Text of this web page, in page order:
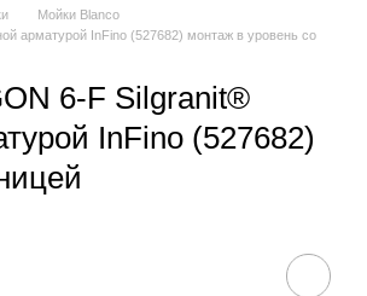
Мойки Blanco
арматурой InFino (527682) монтаж в уровень со
6-F Silgranit®
InFino (527682)